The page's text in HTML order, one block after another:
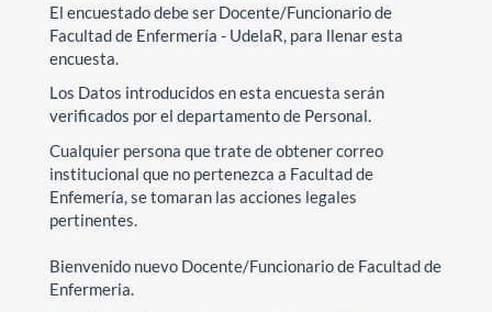
El encuestado debe ser Docente/Funcionario de
Facultad de Enfermería - UdelaR, para llenar esta
encuesta.
Los Datos introducidos en esta encuesta serán
verificados por el departamento de Personal.
Cualquier persona que trate de obtener correo
institucional que no pertenezca a Facultad de
Enfemería, se tomaran las acciones legales
pertinentes.
Bienvenido nuevo Docente/Funcionario de Facultad de
Enfermeria.